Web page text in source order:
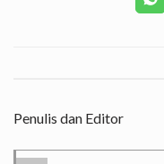
Penulis dan Editor